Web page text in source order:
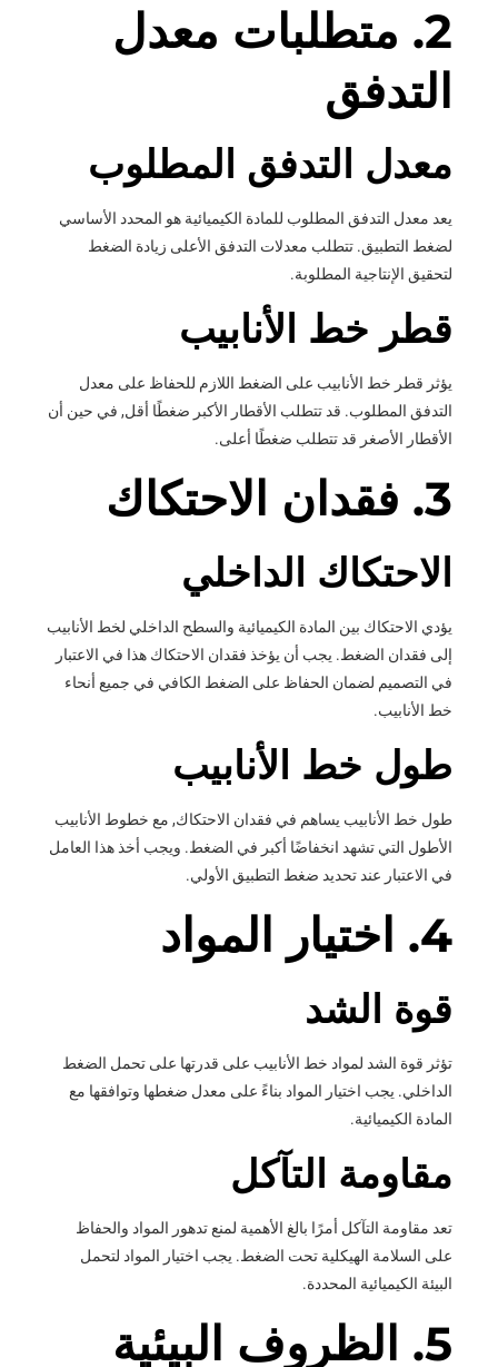
2. متطلبات معدل
التدفق
معدل التدفق المطلوب
يعد معدل التدفق المطلوب للمادة الكيميائية هو المحدد الأساسي
لضغط التطبيق. تتطلب معدلات التدفق الأعلى زيادة الضغط
لتحقيق الإنتاجية المطلوبة.
قطر خط الأنابيب
يؤثر قطر خط الأنابيب على الضغط اللازم للحفاظ على معدل
التدفق المطلوب. قد تتطلب الأقطار الأكبر ضغطًا أقل, في حين أن
الأقطار الأصغر قد تتطلب ضغطًا أعلى.
3. فقدان الاحتكاك
الاحتكاك الداخلي
يؤدي الاحتكاك بين المادة الكيميائية والسطح الداخلي لخط الأنابيب
إلى فقدان الضغط. يجب أن يؤخذ فقدان الاحتكاك هذا في الاعتبار
في التصميم لضمان الحفاظ على الضغط الكافي في جميع أنحاء
خط الأنابيب.
طول خط الأنابيب
طول خط الأنابيب يساهم في فقدان الاحتكاك, مع خطوط الأنابيب
الأطول التي تشهد انخفاضًا أكبر في الضغط. ويجب أخذ هذا العامل
في الاعتبار عند تحديد ضغط التطبيق الأولي.
4. اختيار المواد
قوة الشد
تؤثر قوة الشد لمواد خط الأنابيب على قدرتها على تحمل الضغط
الداخلي. يجب اختيار المواد بناءً على معدل ضغطها وتوافقها مع
المادة الكيميائية.
مقاومة التآكل
تعد مقاومة التآكل أمرًا بالغ الأهمية لمنع تدهور المواد والحفاظ
على السلامة الهيكلية تحت الضغط. يجب اختيار المواد لتحمل
البيئة الكيميائية المحددة.
5. الظروف البيئية